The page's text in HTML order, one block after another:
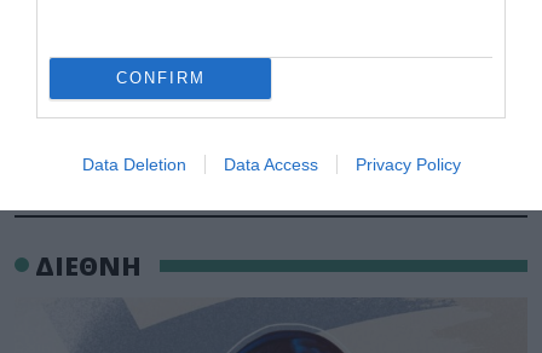
CONFIRM
Data Deletion Data Access Privacy Policy
ΔΙΕΘΝΗ